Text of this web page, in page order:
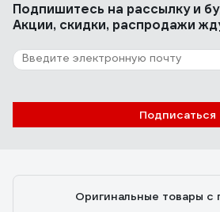
Подпишитесь на рассылкуи
Акции, скидки, распродажи
Подписаться
Оригинальные товары с